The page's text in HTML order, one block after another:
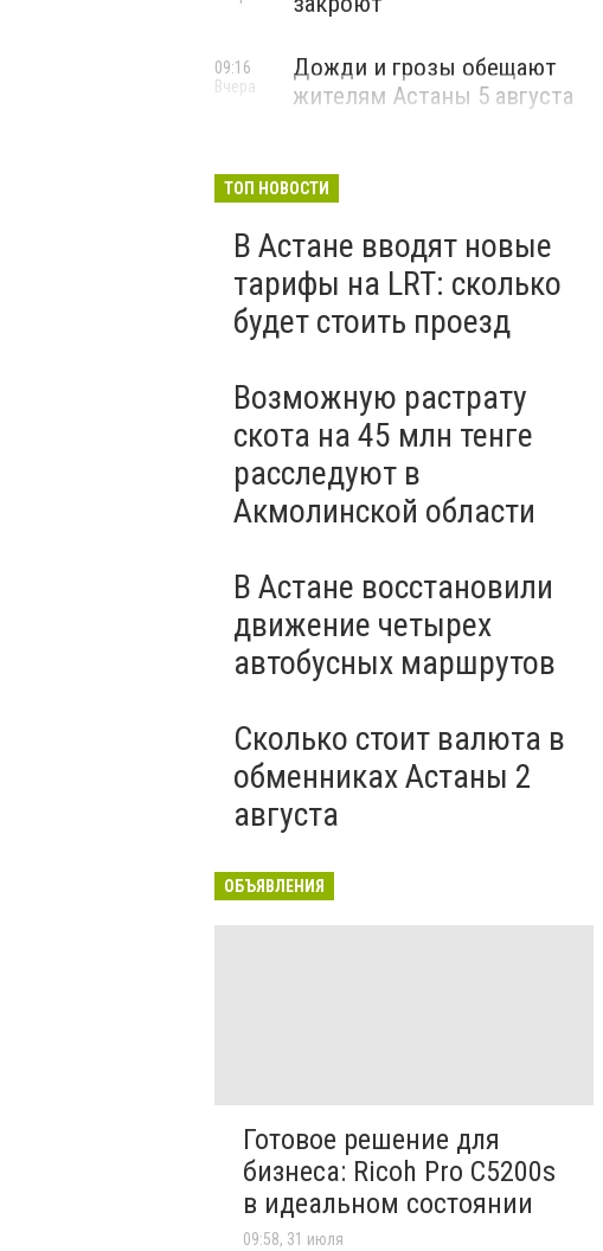
Дожди и грозы обещают
жителям Астаны 5 августа
09:16
Вчера
ТОП НОВОСТИ
В Астане вводят новые
тарифы на LRT: сколько
будет стоить проезд
Возможную растрату
скота на 45 млн тенге
расследуют в
Акмолинской области
В Астане восстановили
движение четырех
автобусных маршрутов
Сколько стоит валюта в
обменниках Астаны 2
августа
ОБЪЯВЛЕНИЯ
Готовое решение для
бизнеса: Ricoh Pro C5200s
в идеальном состоянии
09:58, 31 июля